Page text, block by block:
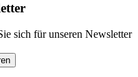
sich für unseren Newsletter